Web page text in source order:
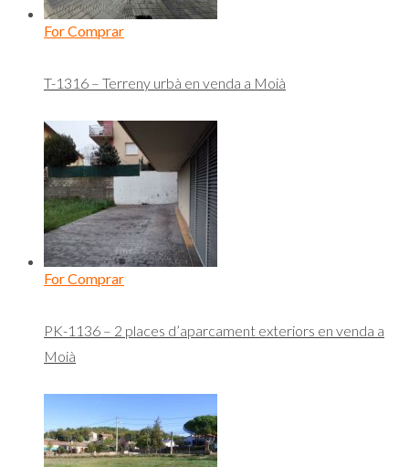
For Comprar
T-1316 – Terreny urbà en venda a Moià
For Comprar
PK-1136 – 2 places d’aparcament exteriors en venda a
Moià